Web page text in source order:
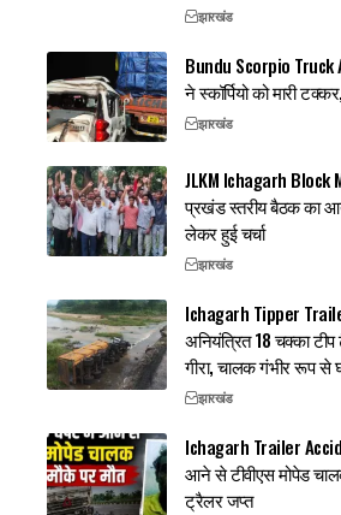
झारखंड
Bundu Scorpio
ने स्कॉर्पियो को मारी
झारखंड
JLKM Ichagarh
प्रखंड स्तरीय बैठक का
लेकर हुई चर्चा
झारखंड
Ichagarh Tipper
अनियंत्रित 18 चक्का
गीरा, चालक गंभीर रूप से
झारखंड
Ichagarh Trailer
आने से टीवीएस मोपेड
ट्रैलर जप्त